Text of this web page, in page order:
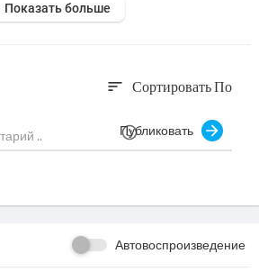
Показать больше
sort Сортировать По
Публиковать
Автовоспроизведение